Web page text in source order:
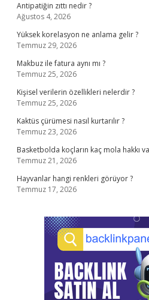
Antipatiğin zıttı nedir ?
Ağustos 4, 2026
Yüksek korelasyon ne anlama gelir ?
Temmuz 29, 2026
Makbuz ile fatura aynı mı ?
Temmuz 25, 2026
Kişisel verilerin özellikleri nelerdir ?
Temmuz 25, 2026
Kaktüs çürümesi nasıl kurtarılır ?
Temmuz 23, 2026
Basketbolda koçların kaç mola hakkı
Temmuz 21, 2026
Hayvanlar hangi renkleri görüyor ?
Temmuz 17, 2026